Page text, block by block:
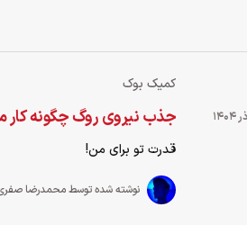
کمیک بوک
جذب نیروی روگ چگونه کار
قدرت تو برای من!
نوشته شده توسط محمدرضا